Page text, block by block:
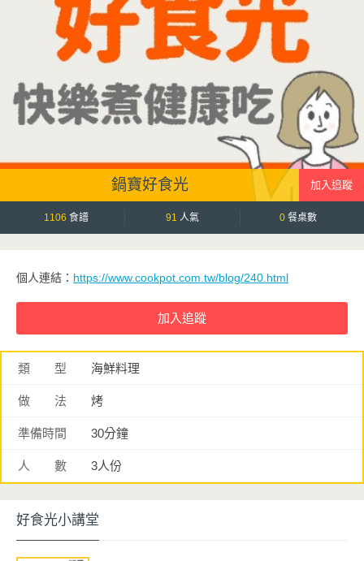
鍋寶好食光
1106 食譜 91 人氣 0 餐桌數
個人連結： https://www.cookpot.com.tw/blog/240.html
類 型 海鮮料理
做 法 烤
準備時間 30分鐘
人 數 3人份
好食光小講堂